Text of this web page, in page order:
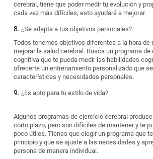
cerebral, tiene que poder medir tu evolución y
cada vez más difíciles, esto ayudará a mejorar.
¿Se adapta a tus objetivos personales?
Todos tenemos objetivos diferentes a la hora de
mejorar la salud cerebral. Busca un programa
cognitiva que te pueda medir las habilidades
ofrecerte un entrenamiento personalizado que
características y necesidades personales.
¿Es apto para tu estilo de vida?
Algunos programas de ejercicio cerebral
corto plazo, pero son difíciles de mantener y te
poco útiles. Tienes que elegir un programa que
principio y que se ajuste a las necesidades y
persona de manera individual.